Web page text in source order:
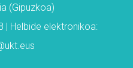
(Gipuzkoa)
| Helbide elektronikoa: